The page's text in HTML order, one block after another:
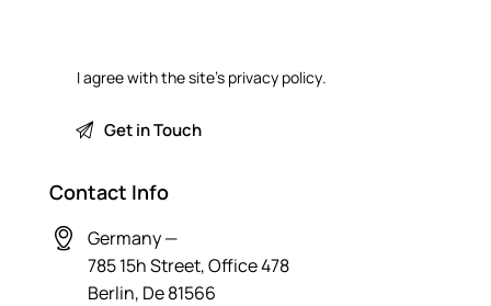
I agree with the site’s privacy policy.
Contact Info
Germany —
785 15h Street, Office 478
Berlin, De 81566